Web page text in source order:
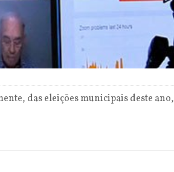
das eleições municipais deste ano,